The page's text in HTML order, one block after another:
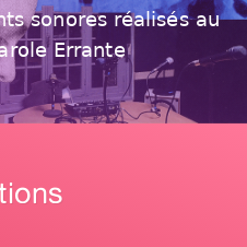
sonores réalisés au
Errante